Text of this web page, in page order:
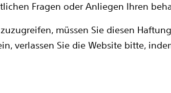
Fragen oder Anliegen Ihren
müssen Sie diesen
verlassen Sie die Website bitte,
Schutz bei Strahlentherapie